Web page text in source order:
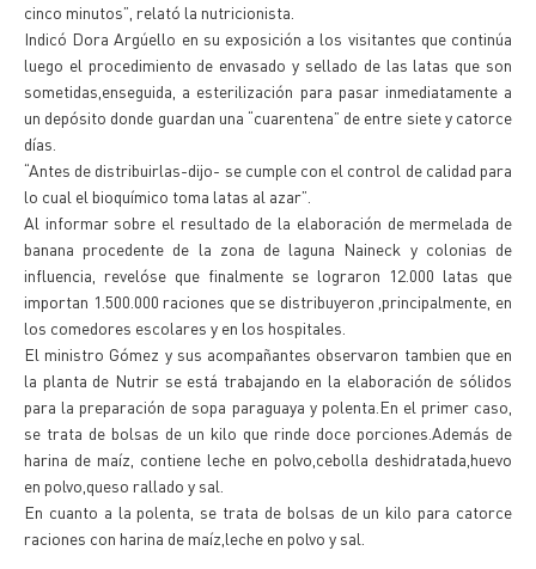
cinco minutos”, relató la nutricionista.
Indicó Dora Argúello en su exposición a los visitantes que continúa
luego el procedimiento de envasado y sellado de las latas que son
sometidas,enseguida, a esterilización para pasar inmediatamente a
un depósito donde guardan una “cuarentena” de entre siete y catorce
días.
“Antes de distribuirlas-dijo- se cumple con el control de calidad para
lo cual el bioquímico toma latas al azar”.
Al informar sobre el resultado de la elaboración de mermelada de
banana procedente de la zona de laguna Naineck y colonias de
influencia, revelóse que finalmente se lograron 12.000 latas que
importan 1.500.000 raciones que se distribuyeron ,principalmente, en
los comedores escolares y en los hospitales.
El ministro Gómez y sus acompañantes observaron tambien que en
la planta de Nutrir se está trabajando en la elaboración de sólidos
para la preparación de sopa paraguaya y polenta.En el primer caso,
se trata de bolsas de un kilo que rinde doce porciones.Además de
harina de maíz, contiene leche en polvo,cebolla deshidratada,huevo
en polvo,queso rallado y sal.
En cuanto a la polenta, se trata de bolsas de un kilo para catorce
raciones con harina de maíz,leche en polvo y sal.